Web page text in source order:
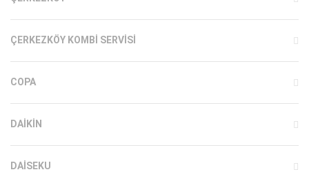
ÇERKEZKÖY KOMBI SERVISI
COPA
DAIKIN
DAISEKU